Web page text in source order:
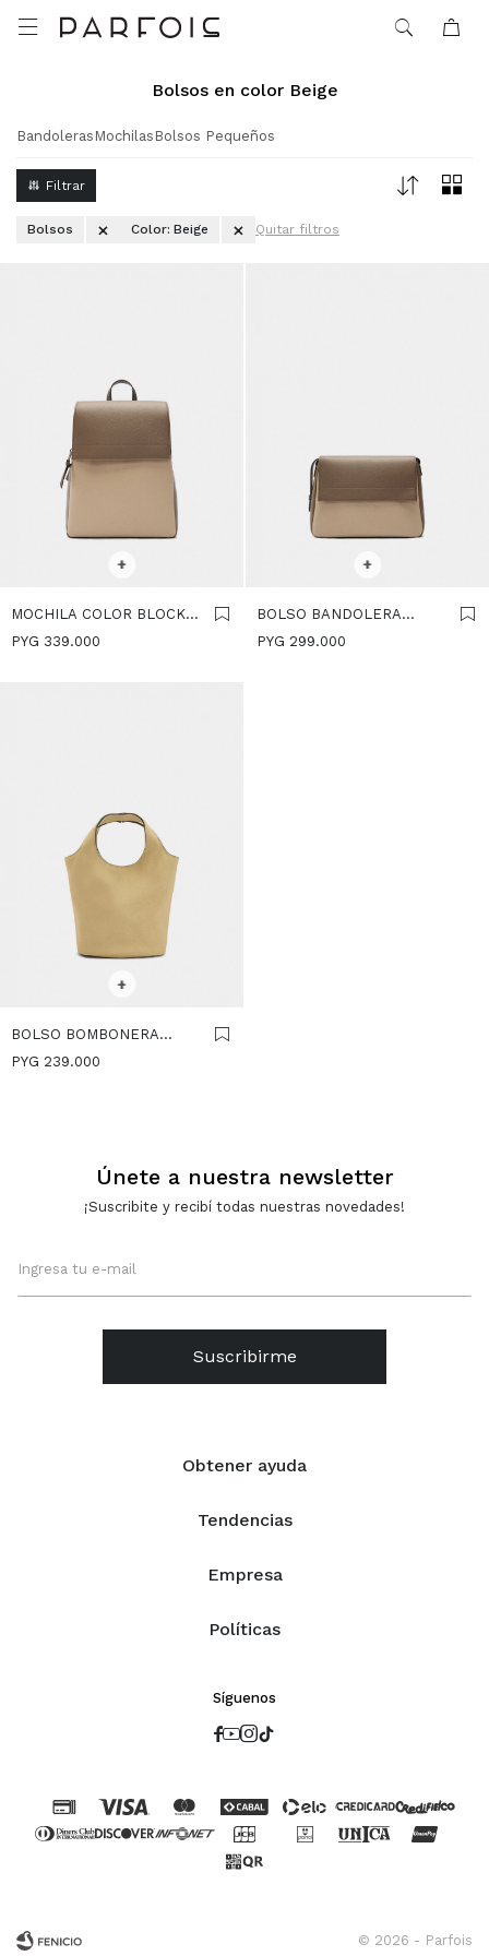

Bolsos en color Beige
Bandoleras Mochilas Bolsos Pequeños
Bolsos Color: Beige Quitar filtros
+
MOCHILA COLOR BLOCK
CON SOLAPA - BEIGE
PYG 339.000
+
BOLSO BANDOLERA
COLOR BLOCK CON
PYG 299.000
+
BOLSO BOMBONERA
EFECTO PIEL - BEIGE
PYG 239.000
Obtener ayuda
Tendencias
Empresa
Políticas
Únete a nuestra newsletter
¡Suscribite y recibí todas nuestras novedades!
Suscribirme
Síguenos

© 2026 - Parfois